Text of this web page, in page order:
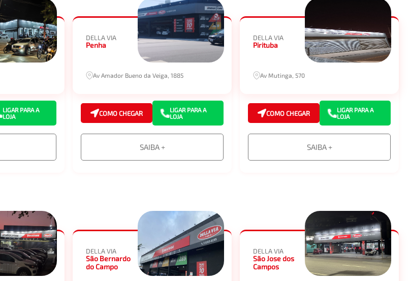
LIGAR PARA A
LOJA
DELLA VIA
Penha
Av Amador Bueno da Veiga, 1885
COMO CHEGAR
LIGAR PARA A
LOJA
SAIBA +
DELLA VIA
Pirituba
Av Mutinga, 570
COMO CHEGAR
LIGAR PARA A
LOJA
SAIBA +
DELLA VIA
São Bernardo
do Campo
DELLA VIA
São Jose dos
Campos